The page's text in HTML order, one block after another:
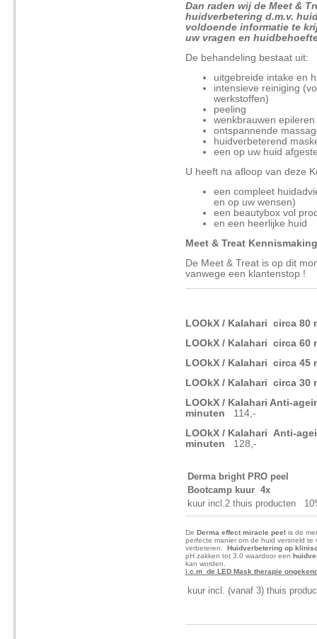
Dan raden wij de Meet &
huidverbetering d.m.v.
voldoende informatie te
uw vragen en
De behandeling bestaat uit:
uitgebreide intake en
intensieve reiniging
werkstoffen)
peeling
wenkbrauwen
ontspannende
huidverbeterend
een op uw huid
U heeft na afloop van deze
een compleet
en op uw wensen)
een beautybox vol
en een heerlijke huid
Meet & Treat
De Meet & Treat is op dit
vanwege een klantenstop !
LOOkX / Kalahari circa 80
LOOkX / Kalahari circa 60
LOOkX / Kalahari circa 45
LOOkX / Kalahari circa 30
LOOkX / Kalahari Anti-
minuten
114,-
LOOkX / Kalahari Anti-
minuten
128,-
Derma bright PRO
Bootcamp kuur 4x
kuur incl.2 thuis producten
De Derma effect miracle peel is de
perfecte manier om de huid versneld
verbeteren.
Huidverbetering op
pH zakken tot 3.0 waardoor een
kan worden.
i.c.m de LED Mask therapie
kuur incl. (vanaf 3) thuis